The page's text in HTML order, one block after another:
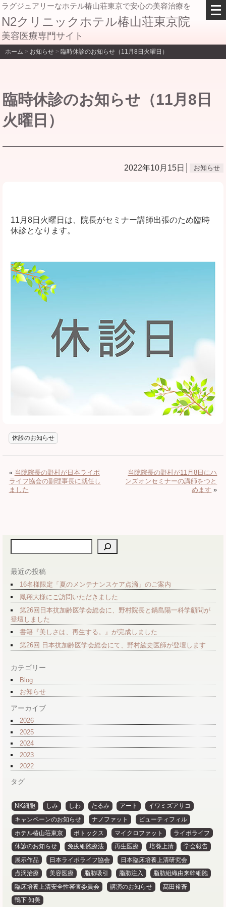
ラグジュアリーなホテル椿山荘東京で安心の美容治療を
N2クリニックホテル椿山荘東京院
美容医療専門サイト
ホーム > お知らせ> 臨時休診のお知らせ（11月8日火曜日）
臨時休診のお知らせ（11月8日
火曜日）
2022年10月15日│ お知らせ
11月8日火曜日は、院長がセミナー講師出張のため臨時
休診となります。
休診のお知らせ
« 当院院長の野村が日本ライポ
ライフ協会の副理事長に就任し
ました
当院院長の野村が11月8日にハ
ンズオンセミナーの講師をつと
めます »
最近の投稿
16名様限定「夏のメンテナンスケア点滴」のご案内
鳳翔大様にご訪問いただきました
第26回日本抗加齢医学会総会に、野村院長と鍋島陽一科学顧問が
登壇しました
書籍『美しさは、再生する。』が完成しました
第26回 日本抗加齢医学会総会にて、野村紘史医師が登壇します
カテゴリー
Blog
お知らせ
アーカイブ
2026
2025
2024
2023
2022
タグ
NK細胞 しみ しわ たるみ アート
イワミズアサコ
キャンペーンのお知らせ
ナノファット
ビューティフィル
ホテル椿山荘東京
ボトックス マイクロファット
ライポライフ
休診のお知らせ
免疫細胞療法 再生医療 培養上清
学会報告
展示作品
日本ライポライフ協会
日本臨床培養上清研究会
点滴治療
美容医療 脂肪吸引 脂肪注入
脂肪組織由来幹細胞
臨床培養上清安全性審査委員会
講演のお知らせ
髙田裕蒼
鴨下 知美
メ
ニ
を
開